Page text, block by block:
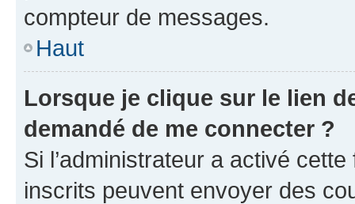
compteur de messages.
Haut
Lorsque je clique sur le lien
demandé de me connecter ?
Si l’administrateur a activé
inscrits peuvent envoyer des